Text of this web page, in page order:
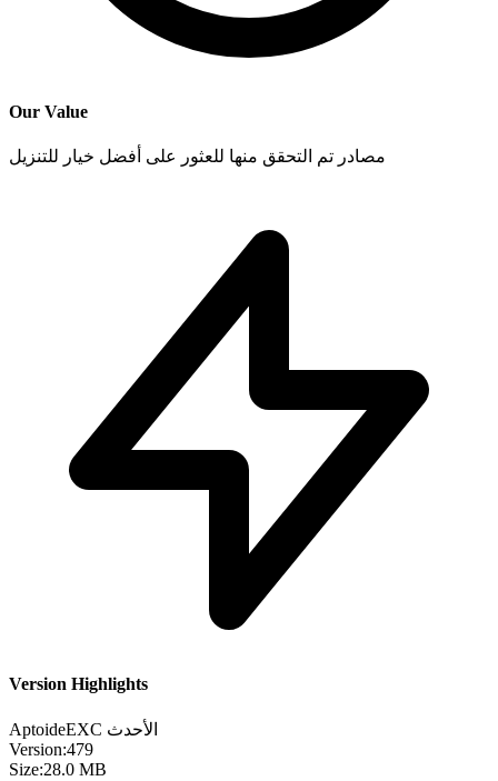
Our Value
مصادر تم التحقق منها للعثور على أفضل خيار للتنزيل
Version Highlights
AptoideEXC الأحدث
Version:479
Size:28.0 MB